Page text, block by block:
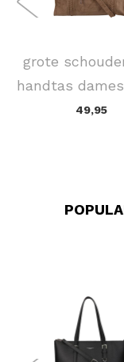
grote
handtas
49,95